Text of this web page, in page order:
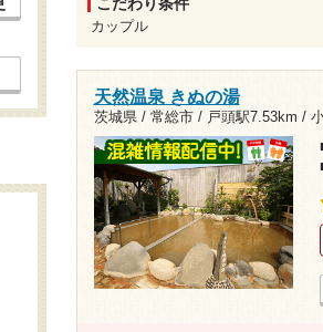
カップル
天然温泉 きぬの湯
茨城県 / 常総市 / 戸頭駅7.53km /